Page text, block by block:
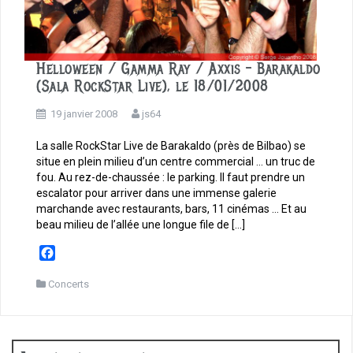
Helloween / Gamma Ray / Axxis – Barakaldo
(Sala RockStar Live), le 18/01/2008
19 janvier 2008 js64
La salle RockStar Live de Barakaldo (près de Bilbao) se
situe en plein milieu d’un centre commercial … un truc de
fou. Au rez-de-chaussée : le parking. Il faut prendre un
escalator pour arriver dans une immense galerie
marchande avec restaurants, bars, 11 cinémas … Et au
beau milieu de l’allée une longue file de […]
c
Concerts